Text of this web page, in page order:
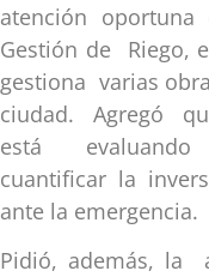
atención
Gestión de Riego,
gestiona varias
ciudad. Agregó
está
cuantificar la
ante la emergencia.
Pidió, además, la